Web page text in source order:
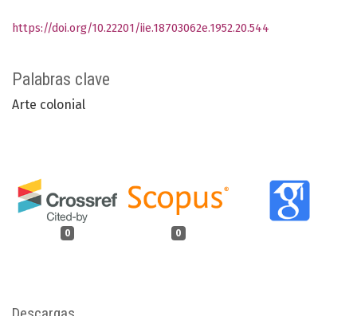
Palabras clave
Arte colonial
0 0
https://doi.org/10.22201/iie.18703062e.1952.20.544